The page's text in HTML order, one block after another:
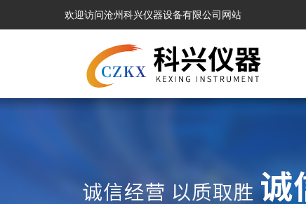
欢迎访问沧州科兴仪器设备有限公司网站